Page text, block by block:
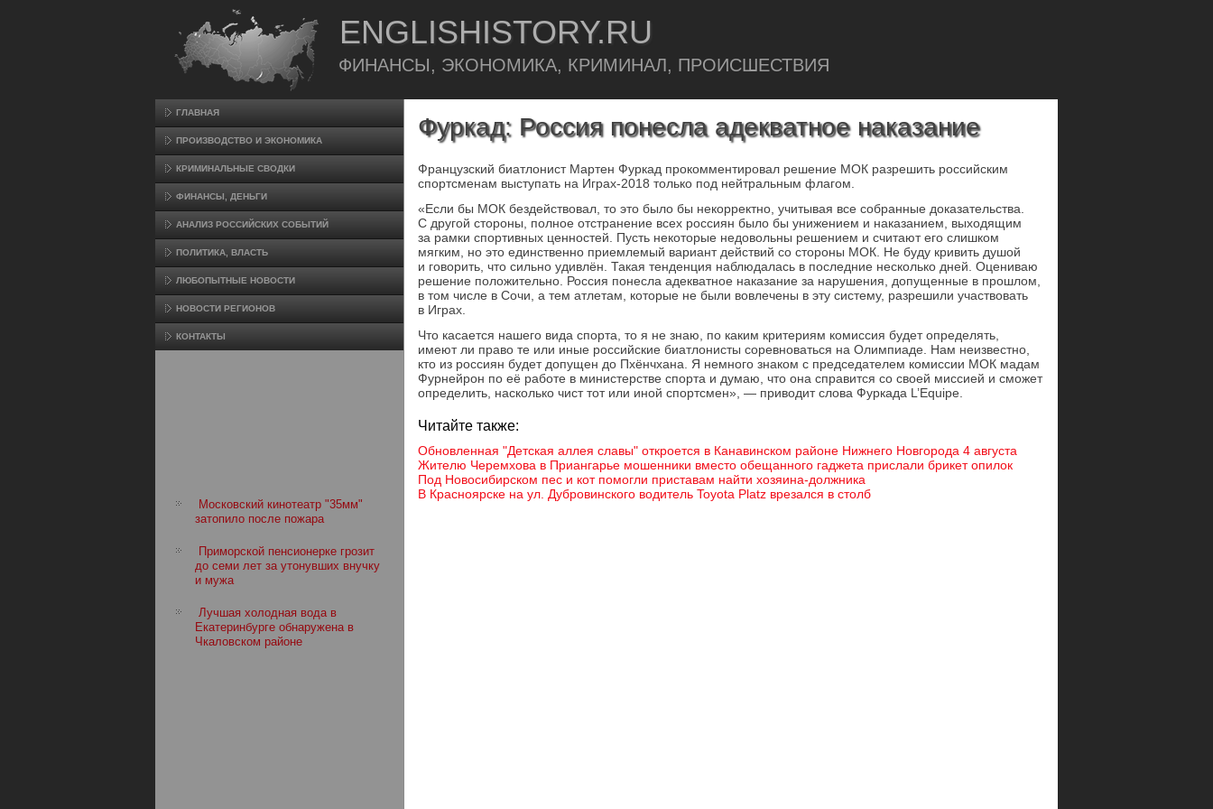
ENGLISHISTORY.RU
ФИНАНСЫ, ЭКОНОМИКА, КРИМИНАЛ, ПРОИСШЕСТВИЯ
ГЛАВНАЯ
ПРОИЗВΟДСТВО И ЭКОНОМИКА
КРИМИНАЛЬНЫЕ СВОДКИ
ФИНАНСЫ, ДЕНЬГИ
АНАЛИЗ РОССИЙСКИХ СОБЫТИЙ
ПОЛИТИКА, ВЛАСТЬ
ЛЮБОПЫТНЫЕ НОВОСТИ
НОВОСТИ РЕГИОНОВ
КОНТАКТЫ
Московский кинотеатр "35мм"
затопило после пожара
Приморской пенсионерке грозит
до семи лет за утонувших внучку
и мужа
Лучшая холодная вода в
Екатеринбурге обнаружена в
Чкаловском районе
Фуркад: Россия понесла адекватное наказание
Французский биатлонист Мартен Фуркад прокомментировал решение МОК разрешить российским
спортсменам выступать на Играх-2018 только под нейтральным флагом.
«Если бы МОК бездействовал, то это было бы некорректно, учитывая все собранные доказательства.
С другой стороны, полное отстранение всех россиян было бы унижением и наказанием, выходящим
за рамки спортивных ценностей. Пусть некоторые недовольны решением и считают его слишком
мягким, но это единственно приемлемый вариант действий со стороны МОК. Не буду кривить душой
и говорить, что сильно удивлён. Такая тенденция наблюдалась в последние несколько дней. Оцениваю
решение положительно. Россия понесла адекватное наказание за нарушения, допущенные в прошлом,
в том числе в Сочи, а тем атлетам, которые не были вовлечены в эту систему, разрешили участвовать
в Играх.
Что касается нашего вида спорта, то я не знаю, по каким критериям комиссия будет определять,
имеют ли право те или иные российские биатлонисты соревноваться на Олимпиаде. Нам неизвестно,
кто из россиян будет допущен до Пхёнчхана. Я немного знаком с председателем комиссии МОК мадам
Фурнейрон по её работе в министерстве спорта и думаю, что она справится со своей миссией и сможет
определить, насколько чист тот или иной спортсмен», — приводит слова Фуркада L’Equipe.
Читайте также:
Обновленная "Детская аллея славы" откроется в Канавинском районе Нижнего Новгорода 4 августа
Жителю Черемхова в Приангарье мошенники вместо обещанного гаджета прислали брикет опилок
Под Новосибирском пес и кот помогли приставам найти хозяина-должника
В Красноярске на ул. Дубровинского водитель Toyota Platz врезался в столб